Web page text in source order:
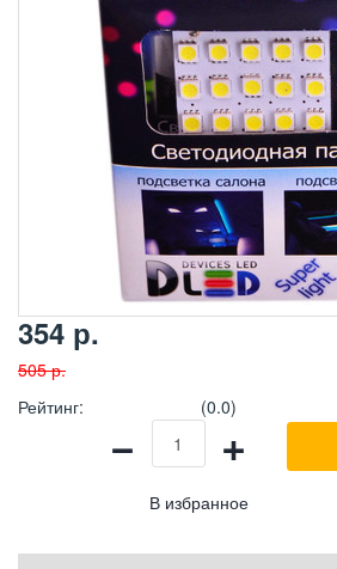
354 р.
505р.
Рейтинг: (0.0)
− +